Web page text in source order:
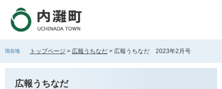
で
ば
現在地 トップページ > 広報うちなだ > 広報うちなだ 2023年2月号
広報うちなだ